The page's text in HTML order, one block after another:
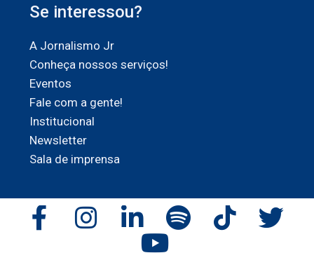
Se interessou?
A Jornalismo Jr
Conheça nossos serviços!
Eventos
Fale com a gente!
Institucional
Newsletter
Sala de imprensa